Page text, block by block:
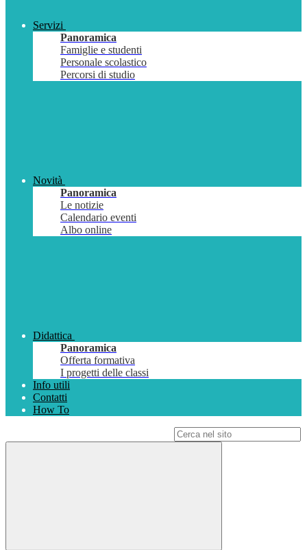
Servizi
Panoramica
Famiglie e studenti
Personale scolastico
Percorsi di studio
Novità
Panoramica
Le notizie
Calendario eventi
Albo online
Didattica
Panoramica
Offerta formativa
I progetti delle classi
Info utili
Contatti
How To